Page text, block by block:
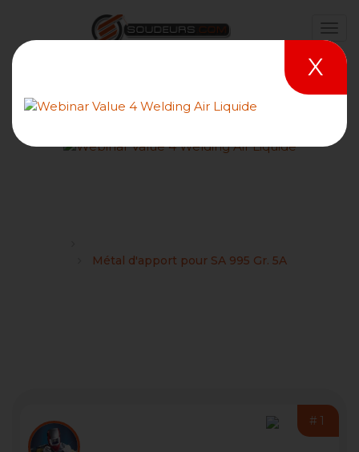
Métal d'apport pour SA 995 Gr. 5A
#1
X